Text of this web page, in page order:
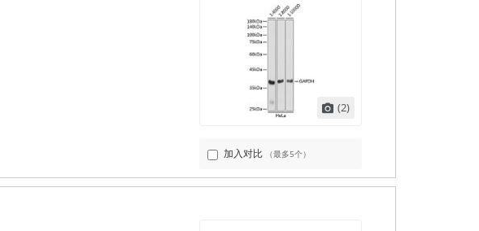
(2)
加入对比 （最多5个）